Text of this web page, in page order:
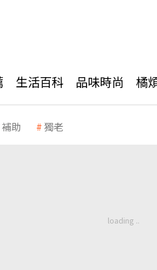
生活百科 品味時尚 橘
補助 獨老